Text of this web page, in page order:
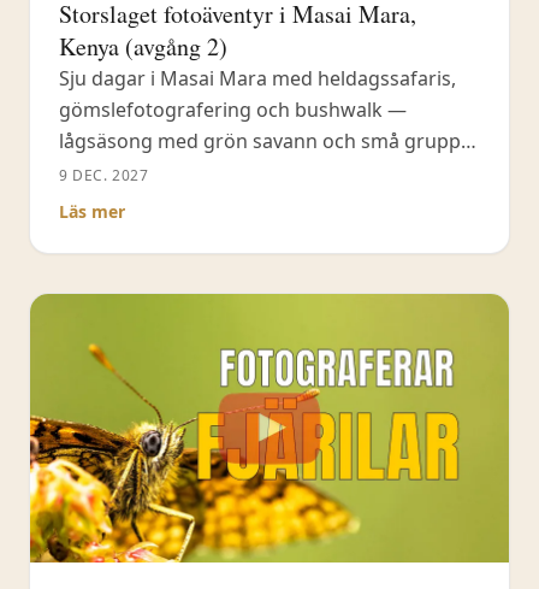
Storslaget fotoäventyr i Masai Mara,
Kenya (avgång 2)
Sju dagar i Masai Mara med heldagssafaris,
gömslefotografering och bushwalk —
lågsäsong med grön savann och små grupper
i öppna jeepar.
9 DEC. 2027
Läs mer